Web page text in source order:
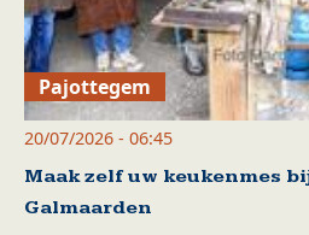
Pajottegem
20/07/2026 - 06:45
Maak zelf uw keukenmes
Galmaarden